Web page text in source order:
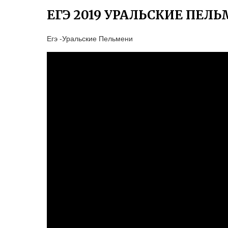
ЕГЭ 2019 УРАЛЬСКИЕ
Егэ -Уральские Пельмени